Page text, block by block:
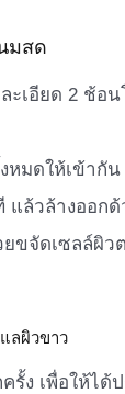
มสด
ะเอียด 2 ช้อ
หมดให้เข้ากั
แล้วล้างออก
ขจัดเซลล์ผิว
ลผิวขาว
รั้ง เพื่อให้ได้